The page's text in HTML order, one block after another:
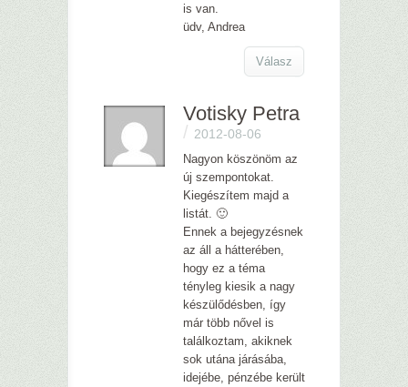
is van.
üdv, Andrea
Válasz
Votisky Petra
/ 2012-08-06
Nagyon köszönöm az
új szempontokat.
Kiegészítem majd a
listát. 🙂
Ennek a bejegyzésnek
az áll a hátterében,
hogy ez a téma
tényleg kiesik a nagy
készülődésben, így
már több nővel is
találkoztam, akiknek
sok utána járásába,
idejébe, pénzébe került